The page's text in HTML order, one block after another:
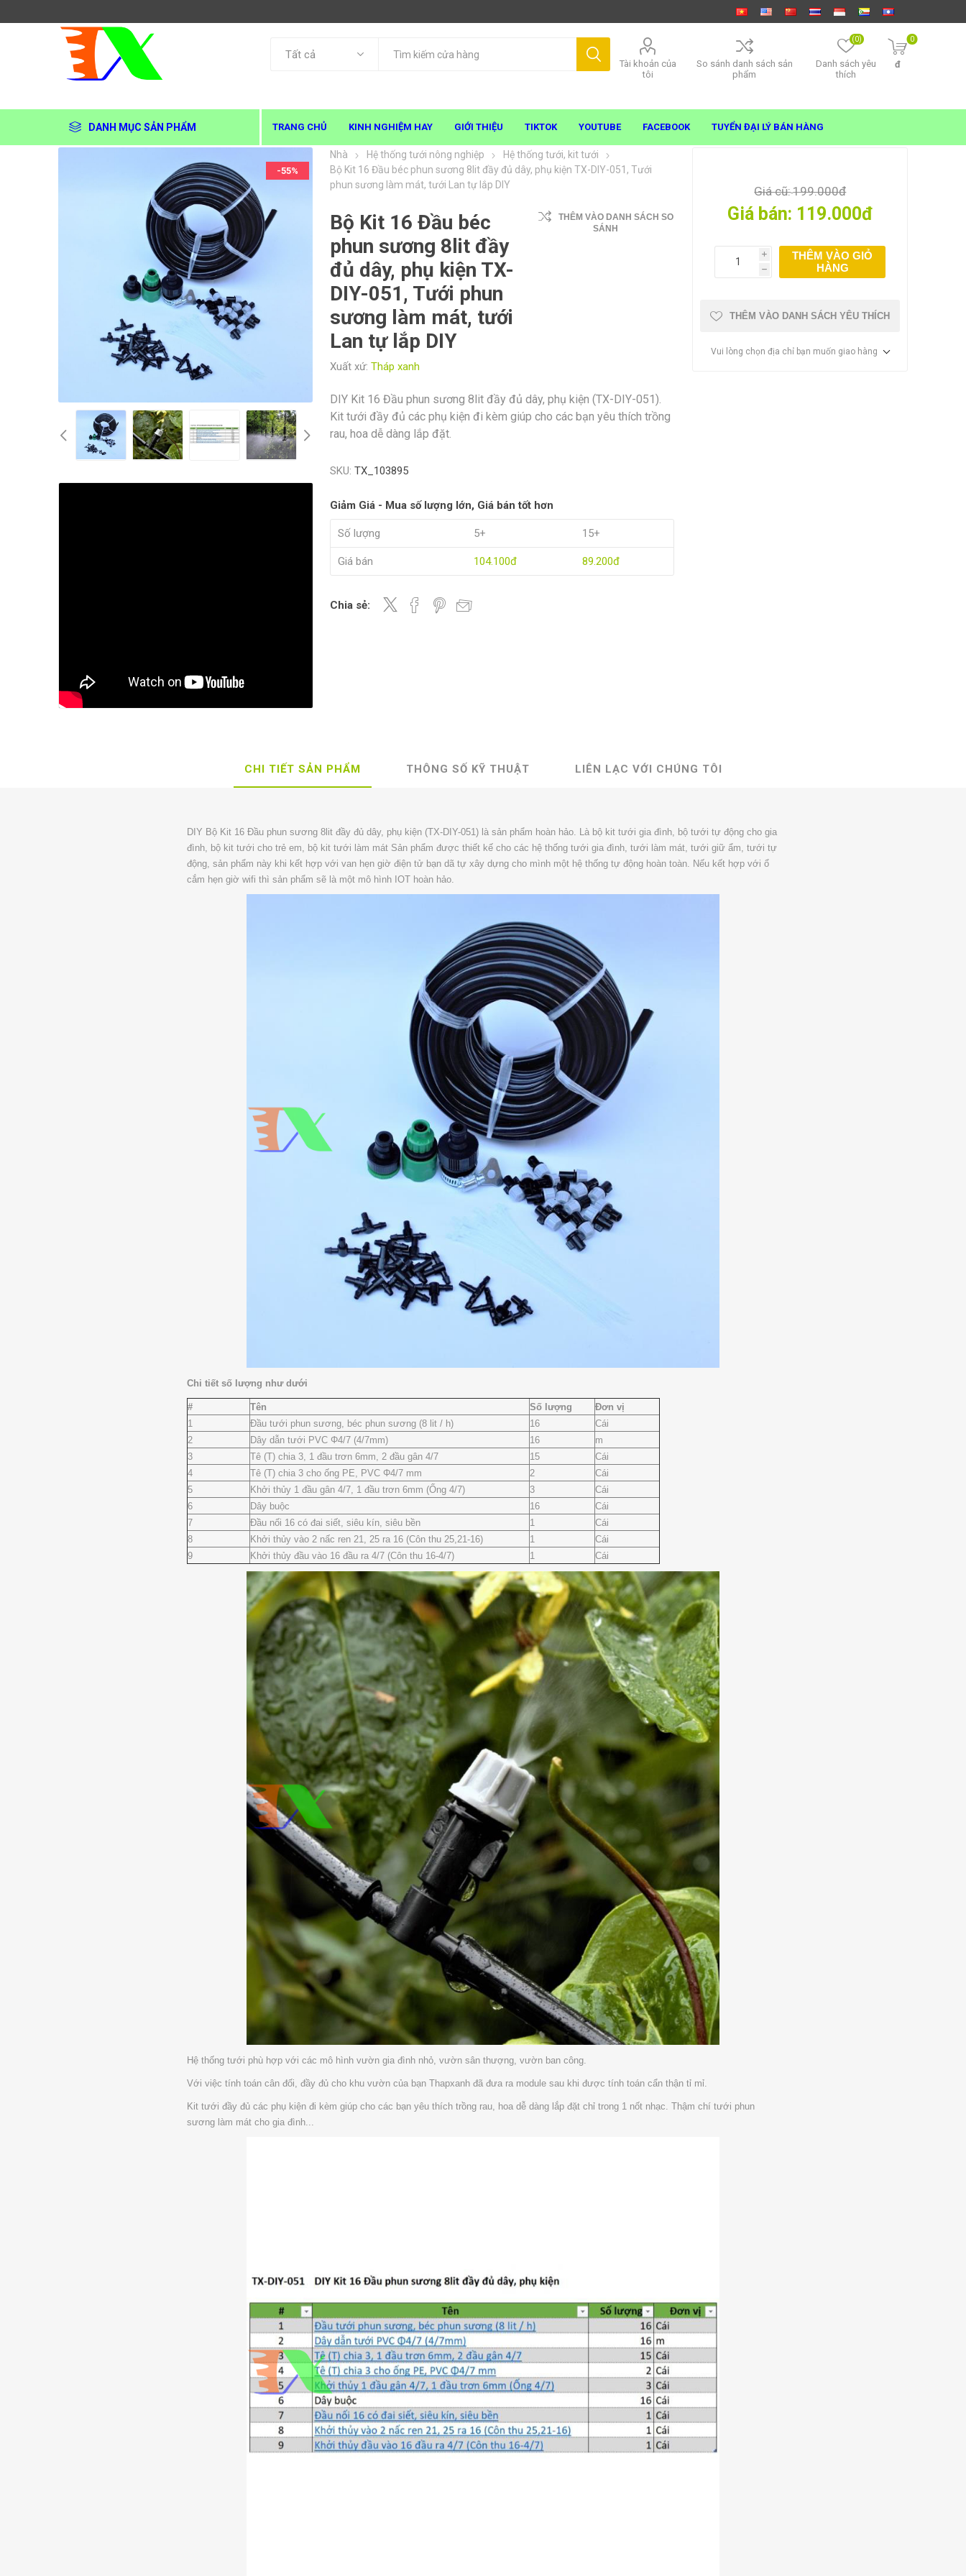
Tài khoản của
tôi
So sánh danh sách sản
phẩm
Danh sách yêu
thích
(0) 0
đ
DANH MỤC SẢN PHẨM TRANG CHỦ KINH NGHIỆM HAY GIỚI THIỆU TIKTOK YOUTUBE FACEBOOK TUYỂN ĐẠI LÝ BÁN HÀNG
-55%
Nhà Hệ thống tưới nông nghiệp
Hệ thống tưới, kit tưới
Bộ Kit 16 Đầu béc phun sương 8lit đầy đủ dây, phụ kiện TX-DIY-051, Tưới
phun sương làm mát, tưới Lan tự lắp DIY
Bộ Kit 16 Đầu béc
phun sương 8lit đầy
đủ dây, phụ kiện TX-
DIY-051, Tưới phun
sương làm mát, tưới
Lan tự lắp DIY
Xuất xứ: Tháp xanh
THÊM VÀO DANH SÁCH SO
SÁNH
DIY Kit 16 Đầu phun sương 8lit đầy đủ dây, phụ kiện (TX-DIY-051).
Kit tưới đầy đủ các phụ kiện đi kèm giúp cho các bạn yêu thích trồng
rau, hoa dễ dàng lắp đặt.
SKU: TX_103895
Giảm Giá - Mua số lượng lớn, Giá bán tốt hơn
Số lượng 5+ 15+
Giá bán 104.100đ 89.200đ
Chia sẻ:
Giá cũ:199.000đ
Giá bán: 119.000đ
i
h
THÊM VÀO GIỎ
HÀNG
THÊM VÀO DANH SÁCH YÊU THÍCH
Vui lòng chọn địa chỉ bạn muốn giao hàng
CHI TIẾT SẢN PHẨM THÔNG SỐ KỸ THUẬT LIÊN LẠC VỚI CHÚNG TÔI
DIY Bộ Kit 16 Đầu phun sương 8lit đầy đủ dây, phụ kiện (TX-DIY-051) là sản phẩm hoàn hảo. Là bộ kit tưới gia đình, bộ tưới tự động cho gia
đình, bộ kit tưới cho trẻ em, bộ kit tưới làm mát Sản phẩm được thiết kế cho các hệ thống tưới gia đình, tưới làm mát, tưới giữ ẩm, tưới tự
động, sản phẩm này khi kết hợp với van hẹn giờ điện tử bạn dã tự xây dựng cho mình một hệ thống tự động hoàn toàn. Nếu kết hợp với ổ
cắm hẹn giờ wifi thì sản phẩm sẽ là một mô hình IOT hoàn hảo.
Chi tiết số lượng như dưới
# Tên Số lượng
Đơn vị
1
Đầu tưới phun sương, béc phun sương (8 lit / h) 16
Cái
2
Dây dẫn tưới PVC Φ4/7 (4/7mm) 16
m
3
Tê (T) chia 3, 1 đầu trơn 6mm, 2 đầu gân 4/7 15
Cái
4
Tê (T) chia 3 cho ống PE, PVC Φ4/7 mm 2
Cái
5
Khởi thủy 1 đầu gân 4/7, 1 đầu trơn 6mm (Ống 4/7) 3
Cái
6
Dây buộc 16
Cái
7
Đầu nối 16 có đai siết, siêu kín, siêu bền 1
Cái
8
Khởi thủy vào 2 nấc ren 21, 25 ra 16 (Côn thu 25,21-16) 1
Cái
9
Khởi thủy đầu vào 16 đầu ra 4/7 (Côn thu 16-4/7) 1 Cái
Hệ thống tưới phù hợp với các mô hình vườn gia đình nhỏ, vườn sân thượng, vườn ban công.
Với việc tính toán cân đối, đầy đủ cho khu vườn của bạn Thapxanh đã đưa ra module sau khi được tính toán cẩn thận tỉ mỉ.
Kit tưới đầy đủ các phụ kiện đi kèm giúp cho các bạn yêu thích trồng rau, hoa dễ dàng lắp đặt chỉ trong 1 nốt nhạc. Thậm chí tưới phun
sương làm mát cho gia đình...